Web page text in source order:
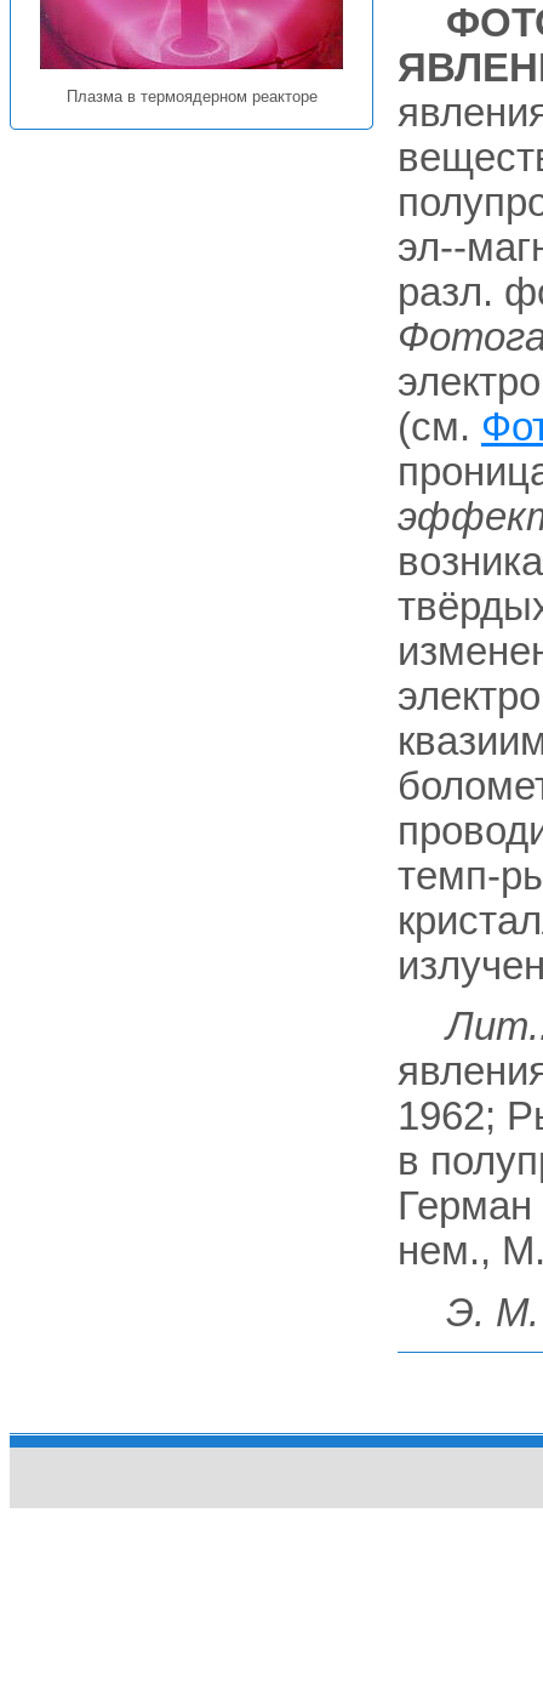
Плазма в термоядерном реакторе
эл--
разл.
(см.
темп-
1962;
в
Герман
нем.,
Э.